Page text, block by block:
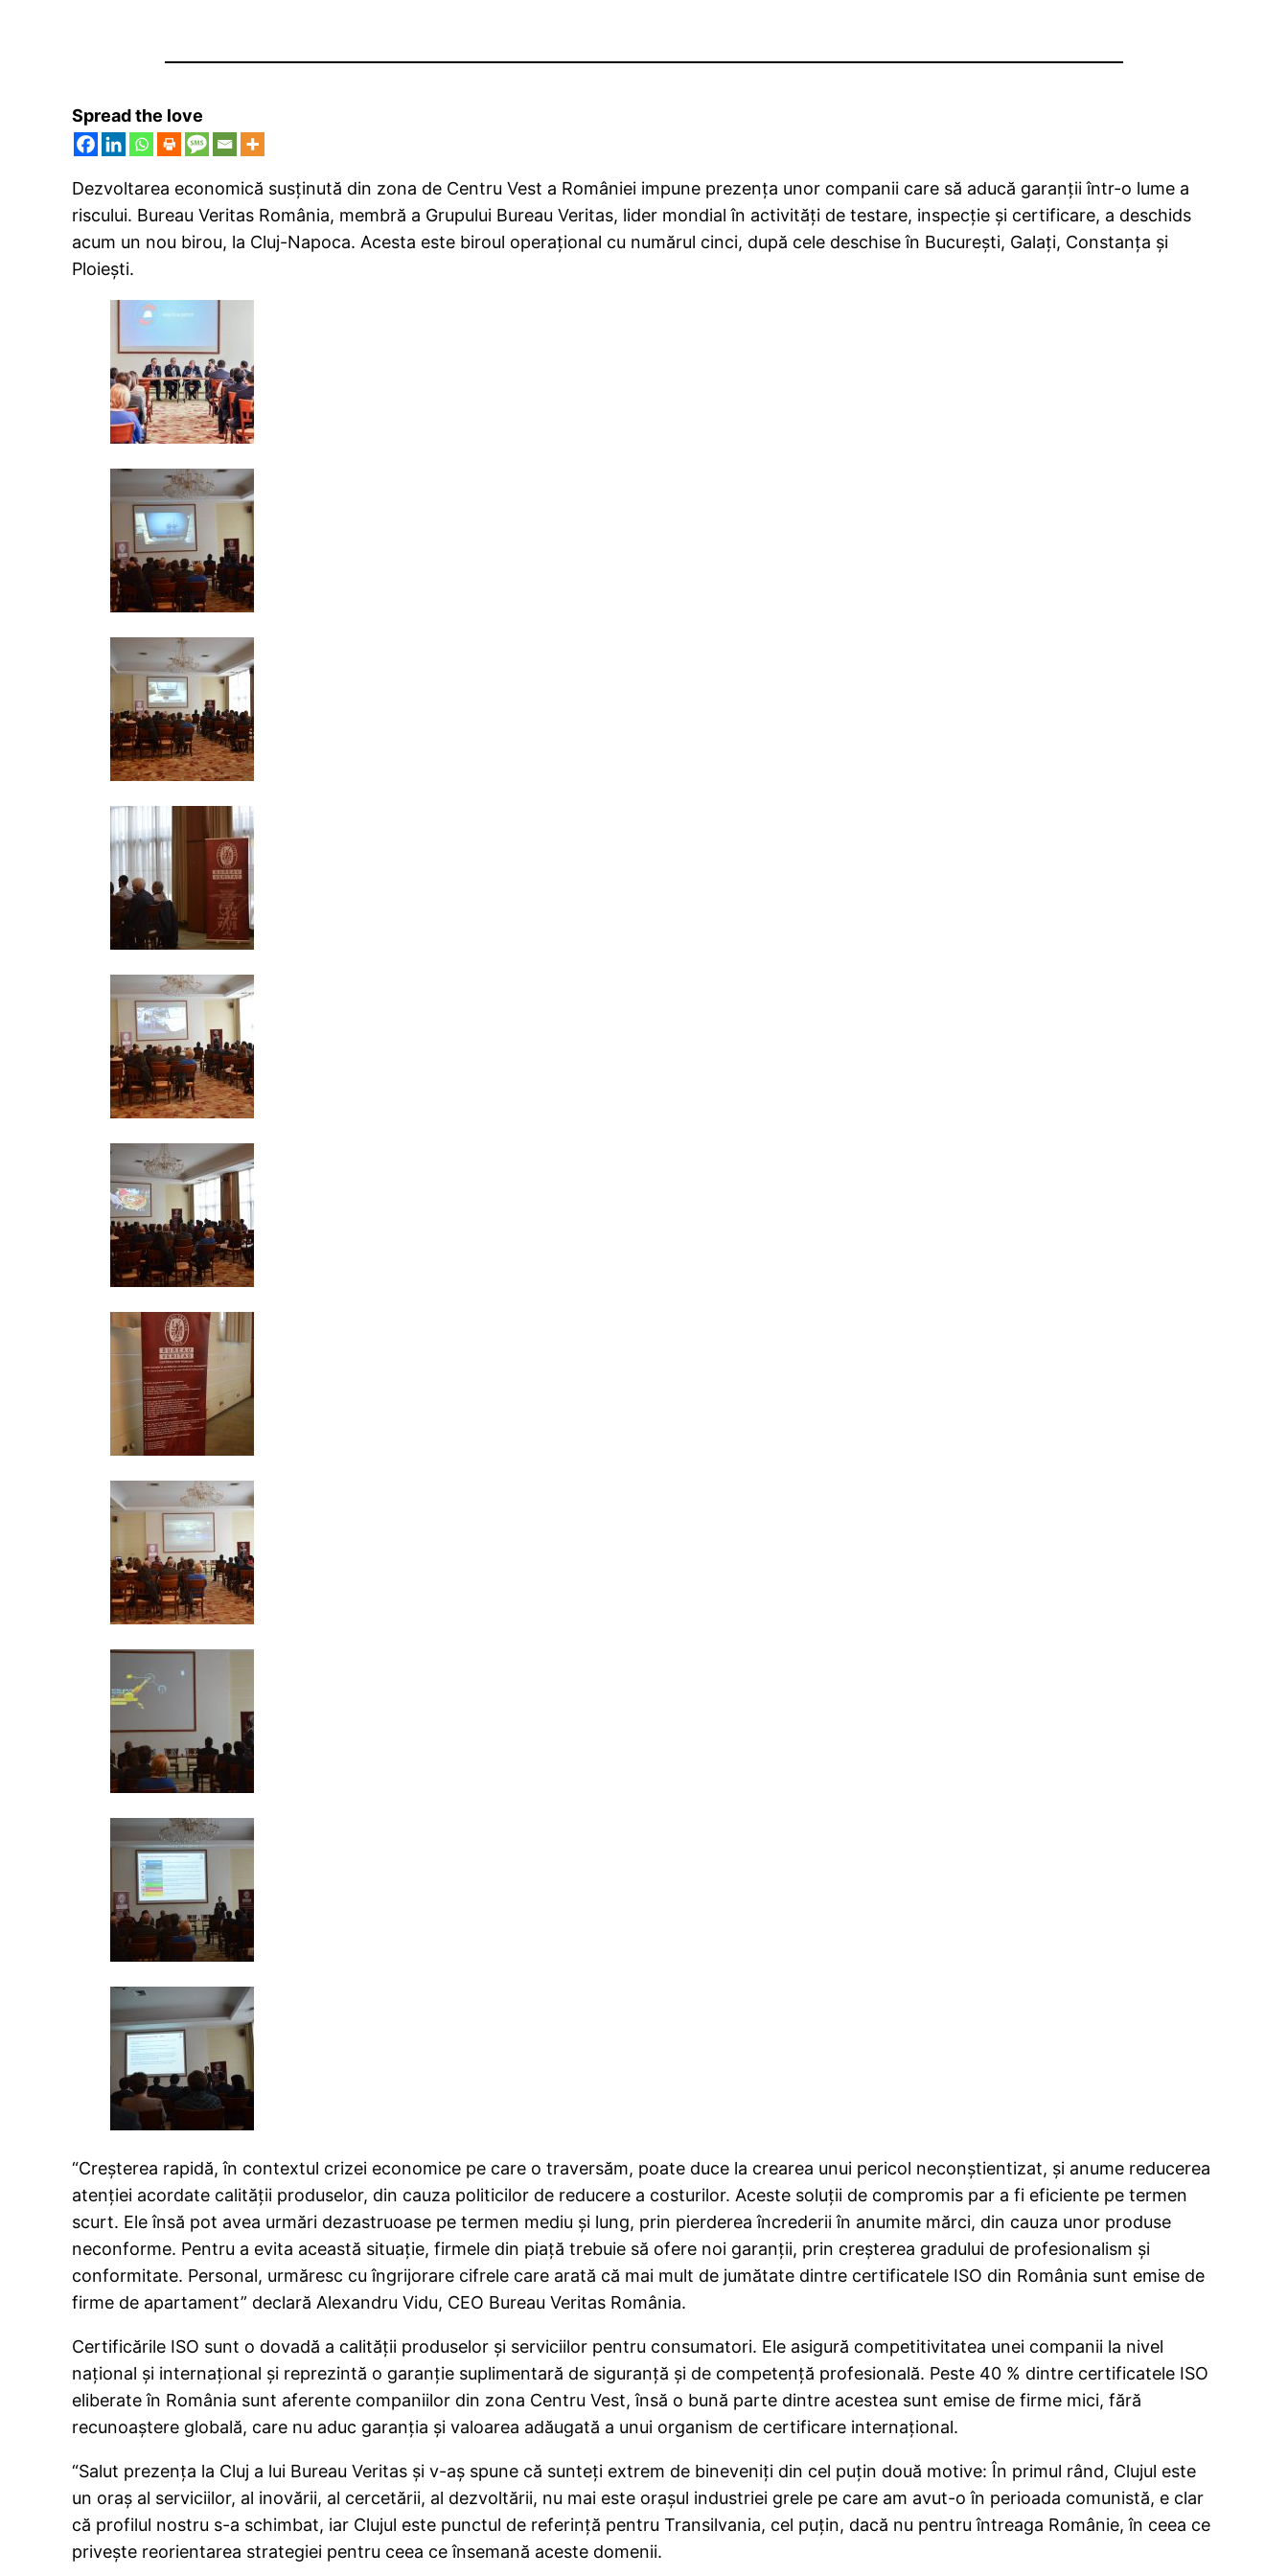
Spread the love
Dezvoltarea economică susţinută din zona de Centru Vest a României impune prezenţa unor companii care să aducă garanţii într-o lume a
riscului. Bureau Veritas România, membră a Grupului Bureau Veritas, lider mondial în activităţi de testare, inspecţie şi certificare, a deschids
acum un nou birou, la Cluj-Napoca. Acesta este biroul operaţional cu numărul cinci, după cele deschise în Bucureşti, Galaţi, Constanţa şi
Ploieşti.
“Creşterea rapidă, în contextul crizei economice pe care o traversăm, poate duce la crearea unui pericol neconştientizat, şi anume reducerea
atenţiei acordate calităţii produselor, din cauza politicilor de reducere a costurilor. Aceste soluţii de compromis par a fi eficiente pe termen
scurt. Ele însă pot avea urmări dezastruoase pe termen mediu şi lung, prin pierderea încrederii în anumite mărci, din cauza unor produse
neconforme. Pentru a evita această situaţie, firmele din piaţă trebuie să ofere noi garanţii, prin creşterea gradului de profesionalism şi
conformitate. Personal, urmăresc cu îngrijorare cifrele care arată că mai mult de jumătate dintre certificatele ISO din România sunt emise de
firme de apartament” declară Alexandru Vidu, CEO Bureau Veritas România.
Certificările ISO sunt o dovadă a calităţii produselor şi serviciilor pentru consumatori. Ele asigură competitivitatea unei companii la nivel
naţional şi internaţional şi reprezintă o garanţie suplimentară de siguranţă şi de competenţă profesională. Peste 40 % dintre certificatele ISO
eliberate în România sunt aferente companiilor din zona Centru Vest, însă o bună parte dintre acestea sunt emise de firme mici, fără
recunoaştere globală, care nu aduc garanţia şi valoarea adăugată a unui organism de certificare internaţional.
“Salut prezenţa la Cluj a lui Bureau Veritas şi v-aş spune că sunteţi extrem de bineveniţi din cel puţin două motive: În primul rând, Clujul este
un oraş al serviciilor, al inovării, al cercetării, al dezvoltării, nu mai este oraşul industriei grele pe care am avut-o în perioada comunistă, e clar
că profilul nostru s-a schimbat, iar Clujul este punctul de referinţă pentru Transilvania, cel puţin, dacă nu pentru întreaga Românie, în ceea ce
priveşte reorientarea strategiei pentru ceea ce însemană aceste domenii.